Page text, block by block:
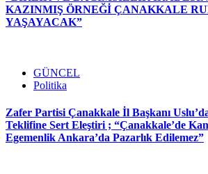
KAZINMIŞ ÖRNEĞİ ÇANAKKALE
YAŞAYACAK”
GÜNCEL
Politika
Zafer Partisi Çanakkale İl Başkanı
Teklifine Sert Eleştiri ; “Çanakkale’de
Egemenlik Ankara’da Pazarlık Edilemez”